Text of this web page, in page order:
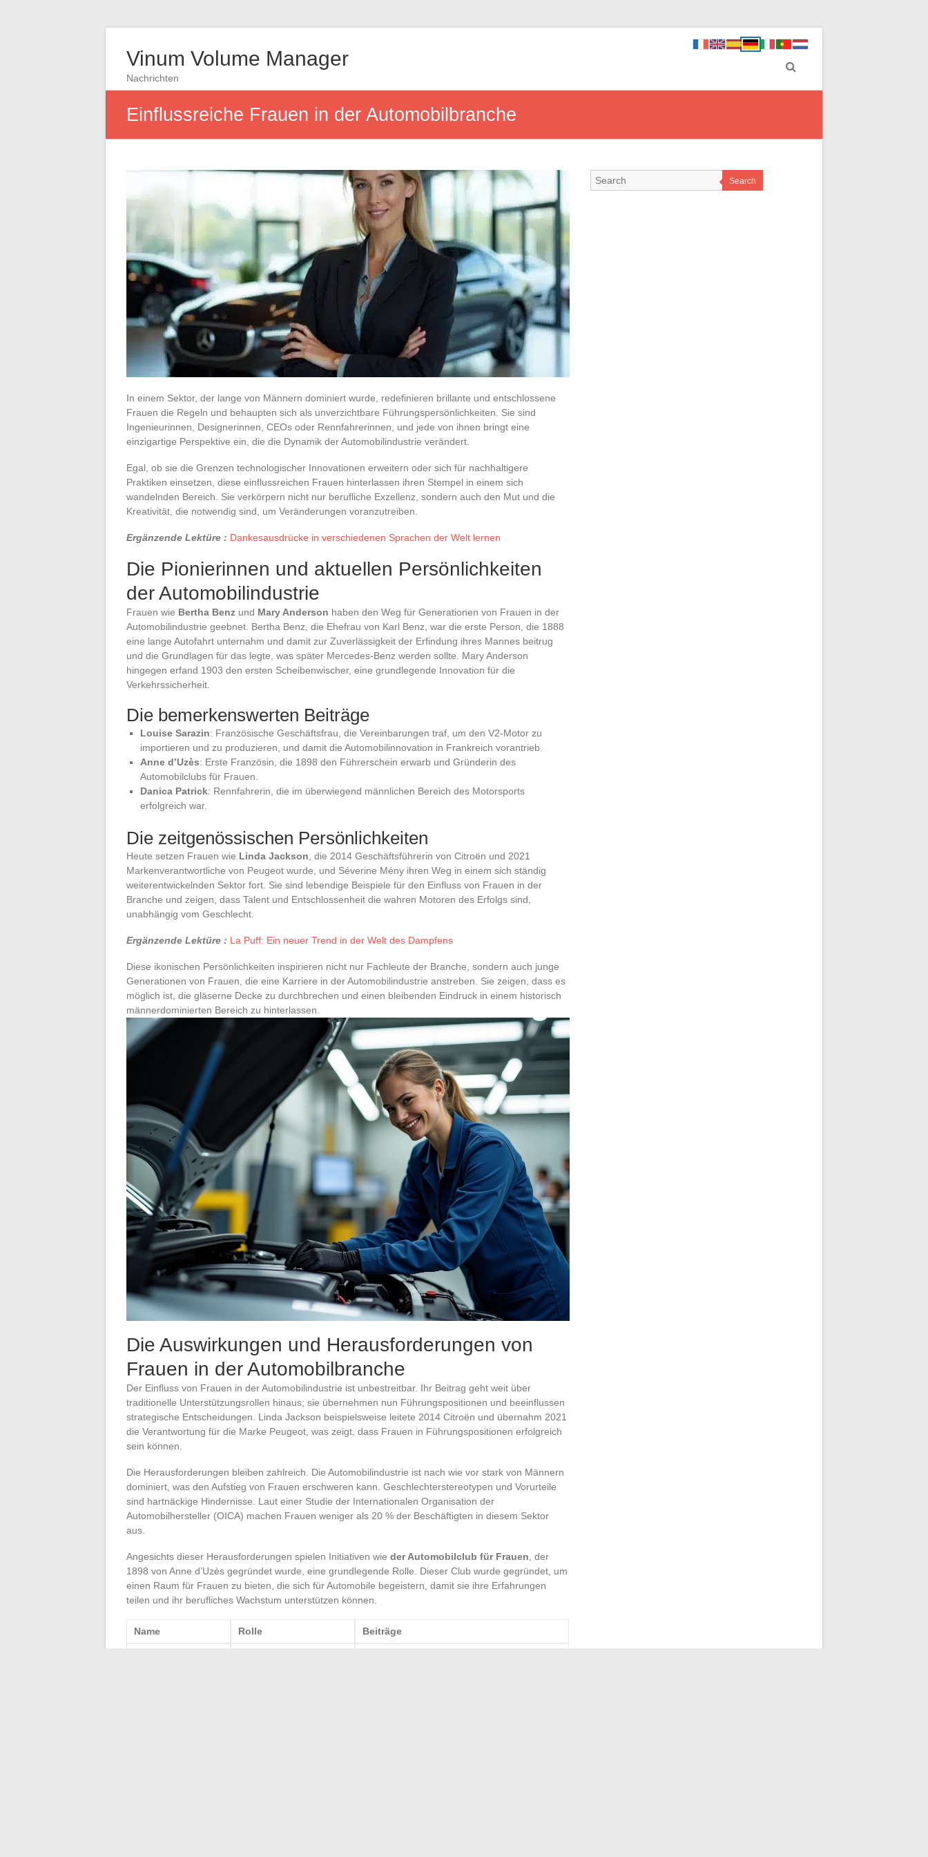
Vinum Volume Manager
Nachrichten
Einflussreiche Frauen in der Automobilbranche
In einem Sektor, der lange von Männern dominiert wurde, redefinieren brillante und entschlossene
Frauen die Regeln und behaupten sich als unverzichtbare Führungspersönlichkeiten. Sie sind
Ingenieurinnen, Designerinnen, CEOs oder Rennfahrerinnen, und jede von ihnen bringt eine
einzigartige Perspektive ein, die die Dynamik der Automobilindustrie verändert.
Egal, ob sie die Grenzen technologischer Innovationen erweitern oder sich für nachhaltigere
Praktiken einsetzen, diese einflussreichen Frauen hinterlassen ihren Stempel in einem sich
wandelnden Bereich. Sie verkörpern nicht nur berufliche Exzellenz, sondern auch den Mut und die
Kreativität, die notwendig sind, um Veränderungen voranzutreiben.
Ergänzende Lektüre : Dankesausdrücke in verschiedenen Sprachen der Welt lernen
Die Pionierinnen und aktuellen Persönlichkeiten
der Automobilindustrie
Frauen wie Bertha Benz und Mary Anderson haben den Weg für Generationen von Frauen in der
Automobilindustrie geebnet. Bertha Benz, die Ehefrau von Karl Benz, war die erste Person, die 1888
eine lange Autofahrt unternahm und damit zur Zuverlässigkeit der Erfindung ihres Mannes beitrug
und die Grundlagen für das legte, was später Mercedes-Benz werden sollte. Mary Anderson
hingegen erfand 1903 den ersten Scheibenwischer, eine grundlegende Innovation für die
Verkehrssicherheit.
Die bemerkenswerten Beiträge
Louise Sarazin: Französische Geschäftsfrau, die Vereinbarungen traf, um den V2-Motor zu
importieren und zu produzieren, und damit die Automobilinnovation in Frankreich vorantrieb.
Anne d’Uzès: Erste Französin, die 1898 den Führerschein erwarb und Gründerin des
Automobilclubs für Frauen.
Danica Patrick: Rennfahrerin, die im überwiegend männlichen Bereich des Motorsports
erfolgreich war.
Die zeitgenössischen Persönlichkeiten
Heute setzen Frauen wie Linda Jackson , die 2014 Geschäftsführerin von Citroën und 2021
Markenverantwortliche von Peugeot wurde, und Séverine Mény ihren Weg in einem sich ständig
weiterentwickelnden Sektor fort. Sie sind lebendige Beispiele für den Einfluss von Frauen in der
Branche und zeigen, dass Talent und Entschlossenheit die wahren Motoren des Erfolgs sind,
unabhängig vom Geschlecht.
Ergänzende Lektüre : La Puff: Ein neuer Trend in der Welt des Dampfens
Diese ikonischen Persönlichkeiten inspirieren nicht nur Fachleute der Branche, sondern auch junge
Generationen von Frauen, die eine Karriere in der Automobilindustrie anstreben. Sie zeigen, dass es
möglich ist, die gläserne Decke zu durchbrechen und einen bleibenden Eindruck in einem historisch
männerdominierten Bereich zu hinterlassen.
Die Auswirkungen und Herausforderungen von
Frauen in der Automobilbranche
Der Einfluss von Frauen in der Automobilindustrie ist unbestreitbar. Ihr Beitrag geht weit über
traditionelle Unterstützungsrollen hinaus; sie übernehmen nun Führungspositionen und beeinflussen
strategische Entscheidungen. Linda Jackson beispielsweise leitete 2014 Citroën und übernahm 2021
die Verantwortung für die Marke Peugeot, was zeigt, dass Frauen in Führungspositionen erfolgreich
sein können.
Die Herausforderungen bleiben zahlreich. Die Automobilindustrie ist nach wie vor stark von Männern
dominiert, was den Aufstieg von Frauen erschweren kann. Geschlechterstereotypen und Vorurteile
sind hartnäckige Hindernisse. Laut einer Studie der Internationalen Organisation der
Automobilhersteller (OICA) machen Frauen weniger als 20 % der Beschäftigten in diesem Sektor
aus.
Angesichts dieser Herausforderungen spielen Initiativen wie der Automobilclub für Frauen , der
1898 von Anne d’Uzès gegründet wurde, eine grundlegende Rolle. Dieser Club wurde gegründet, um
einen Raum für Frauen zu bieten, die sich für Automobile begeistern, damit sie ihre Erfahrungen
teilen und ihr berufliches Wachstum unterstützen können.
Name Rolle Beiträge
Search